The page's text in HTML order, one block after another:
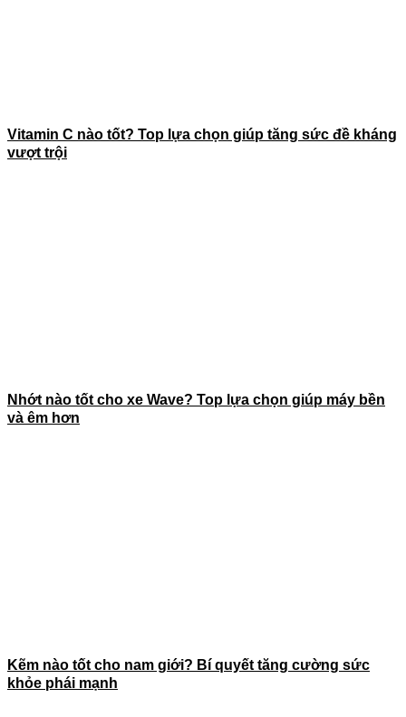
Vitamin C nào tốt? Top lựa chọn giúp tăng sức đề kháng
vượt trội
Nhớt nào tốt cho xe Wave? Top lựa chọn giúp máy bền
và êm hơn
Kẽm nào tốt cho nam giới? Bí quyết tăng cường sức
khỏe phái mạnh